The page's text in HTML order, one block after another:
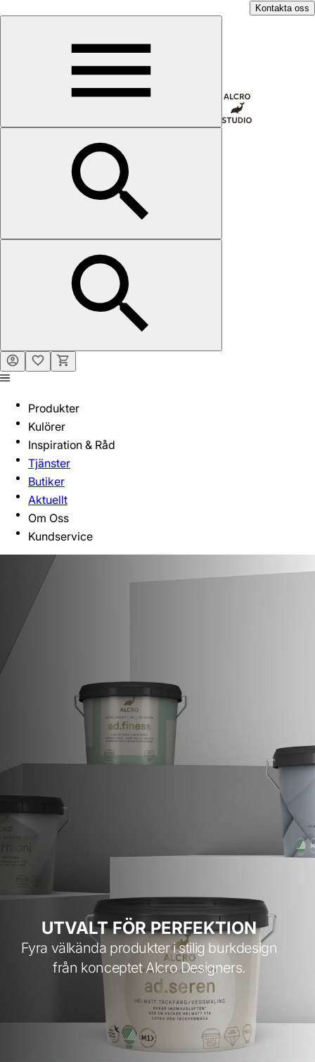
Kontakta oss
Produkter
Kulörer
Inspiration & Råd
Tjänster
Butiker
Aktuellt
Om Oss
Kundservice
UTVALT FÖR PERFEKTION
Fyra välkända produkter i stilig burkdesign
från konceptet Alcro Designers.